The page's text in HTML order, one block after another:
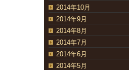
2014年10月
2014年9月
2014年8月
2014年7月
2014年6月
2014年5月